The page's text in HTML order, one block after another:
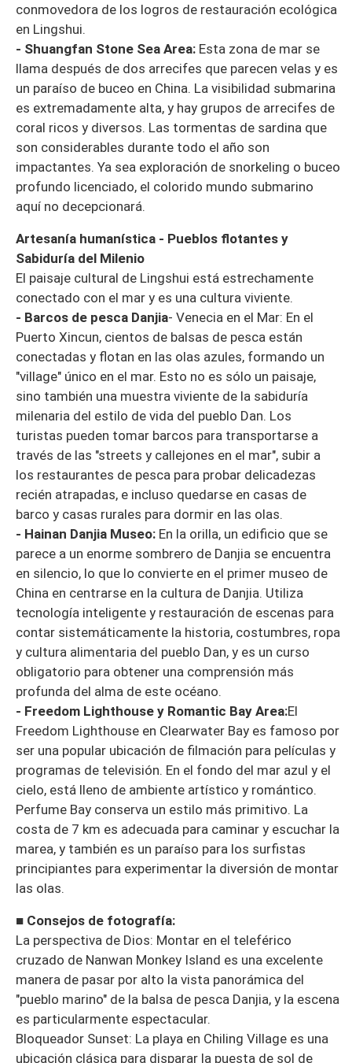
conmovedora de los logros de restauración ecológica
en Lingshui.
- Shuangfan Stone Sea Area: Esta zona de mar se
llama después de dos arrecifes que parecen velas y es
un paraíso de buceo en China. La visibilidad submarina
es extremadamente alta, y hay grupos de arrecifes de
coral ricos y diversos. Las tormentas de sardina que
son considerables durante todo el año son
impactantes. Ya sea exploración de snorkeling o buceo
profundo licenciado, el colorido mundo submarino
aquí no decepcionará.
Artesanía humanística - Pueblos flotantes y
Sabiduría del Milenio
El paisaje cultural de Lingshui está estrechamente
conectado con el mar y es una cultura viviente.
- Barcos de pesca Danjia- Venecia en el Mar: En el
Puerto Xincun, cientos de balsas de pesca están
conectadas y flotan en las olas azules, formando un
"village" único en el mar. Esto no es sólo un paisaje,
sino también una muestra viviente de la sabiduría
milenaria del estilo de vida del pueblo Dan. Los
turistas pueden tomar barcos para transportarse a
través de las "streets y callejones en el mar", subir a
los restaurantes de pesca para probar delicadezas
recién atrapadas, e incluso quedarse en casas de
barco y casas rurales para dormir en las olas.
- Hainan Danjia Museo: En la orilla, un edificio que se
parece a un enorme sombrero de Danjia se encuentra
en silencio, lo que lo convierte en el primer museo de
China en centrarse en la cultura de Danjia. Utiliza
tecnología inteligente y restauración de escenas para
contar sistemáticamente la historia, costumbres, ropa
y cultura alimentaria del pueblo Dan, y es un curso
obligatorio para obtener una comprensión más
profunda del alma de este océano.
- Freedom Lighthouse y Romantic Bay Area:El
Freedom Lighthouse en Clearwater Bay es famoso por
ser una popular ubicación de filmación para películas y
programas de televisión. En el fondo del mar azul y el
cielo, está lleno de ambiente artístico y romántico.
Perfume Bay conserva un estilo más primitivo. La
costa de 7 km es adecuada para caminar y escuchar la
marea, y también es un paraíso para los surfistas
principiantes para experimentar la diversión de montar
las olas.
■ Consejos de fotografía:
La perspectiva de Dios: Montar en el teleférico
cruzado de Nanwan Monkey Island es una excelente
manera de pasar por alto la vista panorámica del
"pueblo marino" de la balsa de pesca Danjia, y la escena
es particularmente espectacular.
Bloqueador Sunset: La playa en Chiling Village es una
ubicación clásica para disparar la puesta de sol de